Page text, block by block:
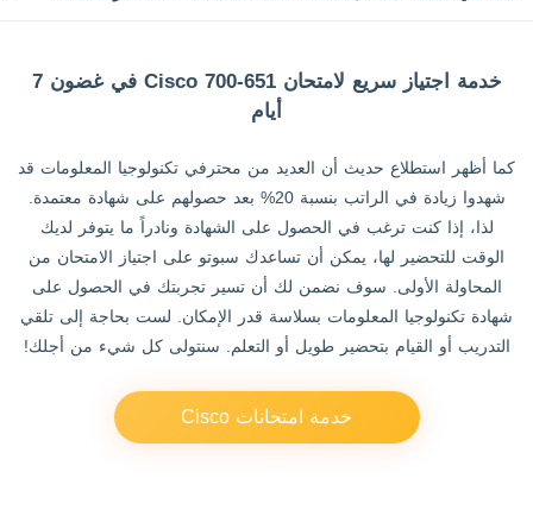
خدمة اجتياز سريع لامتحان Cisco 700-651 في غضون 7
أيام
كما أظهر استطلاع حديث أن العديد من محترفي تكنولوجيا المعلومات قد
شهدوا زيادة في الراتب بنسبة 20% بعد حصولهم على شهادة معتمدة.
لذا، إذا كنت ترغب في الحصول على الشهادة ونادراً ما يتوفر لديك
الوقت للتحضير لها، يمكن أن تساعدك سبوتو على اجتياز الامتحان من
المحاولة الأولى. سوف نضمن لك أن تسير تجربتك في الحصول على
شهادة تكنولوجيا المعلومات بسلاسة قدر الإمكان. لست بحاجة إلى تلقي
التدريب أو القيام بتحضير طويل أو التعلم. سنتولى كل شيء من أجلك!
خدمة امتحانات Cisco